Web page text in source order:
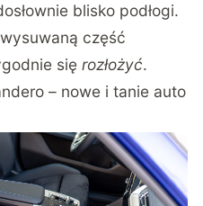
blisko podłogi.
część
sięrozłożyć.
– nowe i tanie auto